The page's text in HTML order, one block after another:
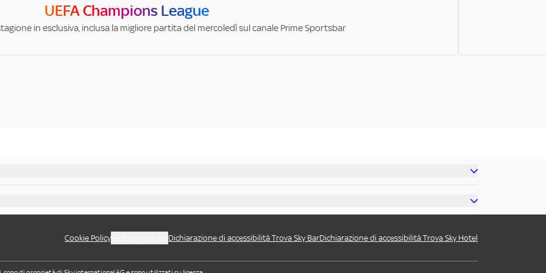
UEFA Champions League
in esclusiva, inclusa la migliore partita del mercoledì sul canale Prime Sportsbar
Cookie Policy Dichiarazione di accessibilità Trova Sky BarDichiarazione di accessibilità Trova Sky Hotel